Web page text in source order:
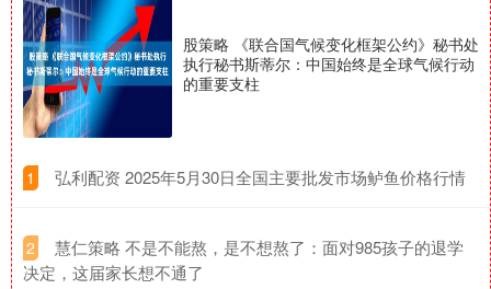
股策略 《联合国气候变化框架公约》秘书处
执行秘书斯蒂尔：中国始终是全球气候行动
的重要支柱
1 ​弘利配资 2025年5月30日全国主要批发市场鲈鱼价格行情
2
​慧仁策略 不是不能熬，是不想熬了：面对985孩子的退学
决定，这届家长想不通了